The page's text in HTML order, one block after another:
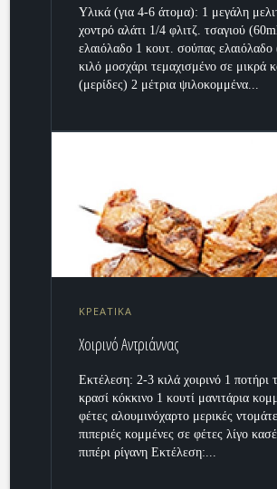
Υλικά (για 4-6 άτομα): 1 μεγάλη
χοντρό αλάτι 1/4 φλιτζ. τσαγιού
ελαιόλαδο 1 κουτ. σούπας ελαιόλαδο
κιλό μοσχάρι τεμαχισμένο σε μικρά
(μερίδες) 2 μέτρια ψιλοκομμένα...
ΚΡΕΑΤΙΚΑ
Χοιρινό Αντριάννας
Εκτέλεση: 2-3 κιλά χοιρινό 1 ποτήρι
κρασί κόκκινο 1 κουτί μανιτάρια
φέτες αλουμινόχαρτο μερικές
πιπεριές κομμένες σε φέτες λίγο
πιπέρι ρίγανη Εκτέλεση:...